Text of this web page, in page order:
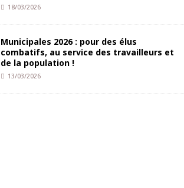
18/03/2026
Municipales 2026 : pour des élus
combatifs, au service des travailleurs et
de la population !
13/03/2026